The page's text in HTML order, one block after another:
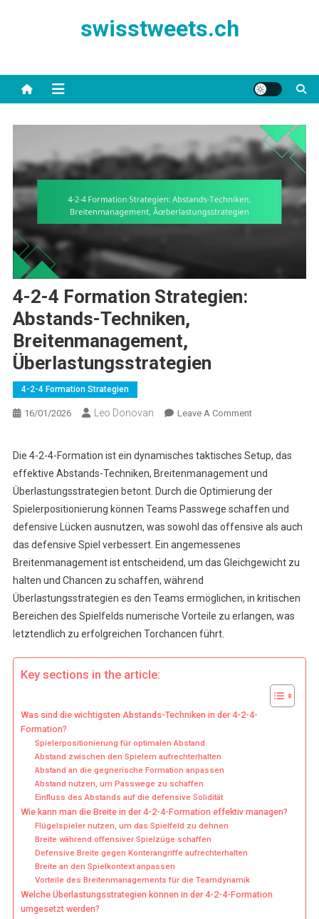
swisstweets.ch
4-2-4 Formation Strategien:
Abstands-Techniken,
Breitenmanagement,
Überlastungsstrategien
4-2-4 Formation Strategien
16/01/2026 Leo Donovan Leave A CommentOn
4
Formation
Strategien:
Abstands-
Techniken,
Die 4-2-4-Formation ist ein dynamisches taktisches Setup, das
effektive Abstands-Techniken, Breitenmanagement und
Überlastungsstrategien betont. Durch die Optimierung der
Spielerpositionierung können Teams Passwege schaffen und
defensive Lücken ausnutzen, was sowohl das offensive als auch
das defensive Spiel verbessert. Ein angemessenes
Breitenmanagement ist entscheidend, um das Gleichgewicht zu
halten und Chancen zu schaffen, während
Überlastungsstrategien es den Teams ermöglichen, in kritischen
Bereichen des Spielfelds numerische Vorteile zu erlangen, was
letztendlich zu erfolgreichen Torchancen führt.
Key sections in the article:
Was sind die wichtigsten Abstands-Techniken in der 4-2-4-
Formation?
Spielerpositionierung für optimalen Abstand
Abstand zwischen den Spielern aufrechterhalten
Abstand an die gegnerische Formation anpassen
Abstand nutzen, um Passwege zu schaffen
Einfluss des Abstands auf die defensive Solidität
Wie kann man die Breite in der 4-2-4-Formation effektiv managen?
Flügelspieler nutzen, um das Spielfeld zu dehnen
Breite während offensiver Spielzüge schaffen
Defensive Breite gegen Konterangriffe aufrechterhalten
Breite an den Spielkontext anpassen
Vorteile des Breitenmanagements für die Teamdynamik
Welche Überlastungsstrategien können in der 4-2-4-Formation
umgesetzt werden?